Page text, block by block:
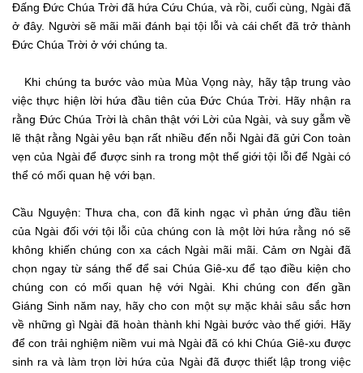
Đấng Đức Chúa Trời đã hứa Cứu Chúa, và rồi, cuối cùng, Ngài đã
ở đây. Người sẽ mãi mãi đánh bại tội lỗi và cái chết đã trở thành
Đức Chúa Trời ở với chúng ta.
Khi chúng ta bước vào mùa Mùa Vọng này, hãy tập trung vào
việc thực hiện lời hứa đầu tiên của Đức Chúa Trời. Hãy nhận ra
rằng Đức Chúa Trời là chân thật với Lời của Ngài, và suy gẫm về
lẽ thật rằng Ngài yêu bạn rất nhiều đến nỗi Ngài đã gửi Con toàn
vẹn của Ngài để được sinh ra trong một thế giới tội lỗi để Ngài có
thể có mối quan hệ với bạn.
Cầu Nguyện: Thưa cha, con đã kinh ngạc vì phản ứng đầu tiên
của Ngài đối với tội lỗi của chúng con là một lời hứa rằng nó sẽ
không khiến chúng con xa cách Ngài mãi mãi. Cảm ơn Ngài đã
chọn ngay từ sáng thế để sai Chúa Giê-xu để tạo điều kiện cho
chúng con có mối quan hệ với Ngài. Khi chúng con đến gần
Giáng Sinh năm nay, hãy cho con một sự mặc khải sâu sắc hơn
về những gì Ngài đã hoàn thành khi Ngài bước vào thế giới. Hãy
để con trải nghiệm niềm vui mà Ngài đã có khi Chúa Giê-xu được
sinh ra và làm trọn lời hứa của Ngài đã được thiết lập trong việc